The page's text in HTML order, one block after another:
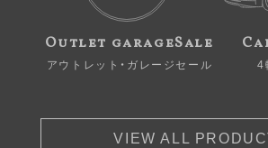
Outlet garageSale
アウトレット・ガレージセール 4
VIEW ALL